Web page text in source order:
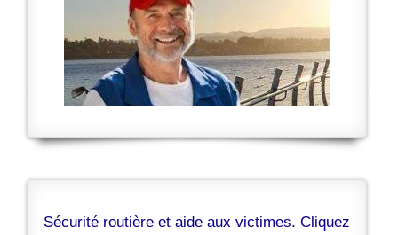
Sécurité routière et aide aux victimes. Cliquez